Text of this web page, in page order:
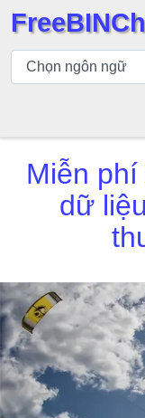
Kiểm
tra
BIN
API
BIN
Generator
BIN
Checker
v2
Miễn
dữ